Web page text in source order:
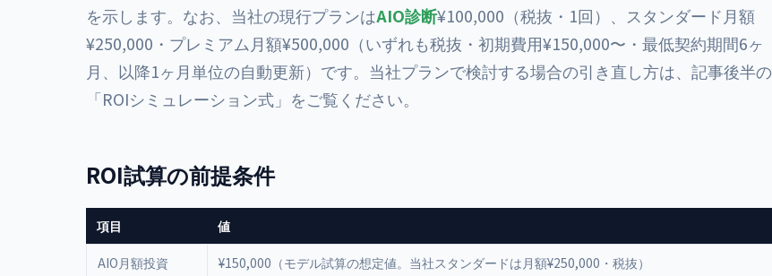
を示します。なお、当社の現行プランはAIO診断¥100,000（税抜・1回）、スタンダード月額
¥250,000・プレミアム月額¥500,000（いずれも税抜・初期費用¥150,000〜・最低契約期間6ヶ
月、以降1ヶ月単位の自動更新）です。当社プランで検討する場合の引き直し方は、記事後半の
「ROIシミュレーション式」をご覧ください。
ROI試算の前提条件
項目 値
AIO月額投資 ¥150,000（モデル試算の想定値。当社スタンダードは月額¥250,000・税抜）